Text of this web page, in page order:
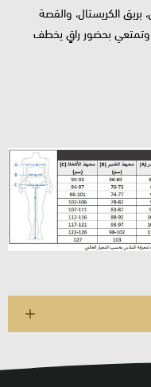
بريق الكريستال، والقصة
وتمتعي بحضور راقٍ يخطف